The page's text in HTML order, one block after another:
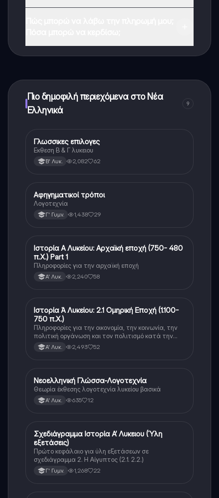
Πιο δημοφιλή περιεχόμενα στο Νέα
Ελληνικά
9
Νέα Ελληνικά
Γλωσσικες επιλογες
Εκθεση Β & Γ λυκειου
Β' Λυκ. 2,082 62
Νέα Ελληνικά
Αφηγηματικοί τρόποι
Λογοτεχνία
Γ' Γυμν. 1,438 29
Νέα Ελληνικά
Ιστορία Α Λυκείου: Αρχαϊκή εποχή (750- 480
π.Χ.) Part 1
Πληροφορίες για την αρχαϊκή εποχή
Α' Λυκ. 2,240 58
Νέα Ελληνικά
Ιστορία Ά Λυκείου: 2.1 Ομηρική Εποχή (1.100-
750 π.Χ.)
Πληροφορίες για την οικονομία, την κοινωνία, την
πολιτική οργάνωση και τον πολιτισμό κατά την
διάρκεια της ομηρικής εποχής.
Α' Λυκ. 2,493 52
Νέα Ελληνικά
Νεοελληνική Γλώσσα-Λογοτεχνία
Θεωρία έκθεσης λογοτεχνία λυκείου βασικά
Α' Λυκ. 635 12
Νέα Ελληνικά
Σχεδιάγραμμα Ιστορία Α’ Λυκειου (Ύλη
εξετάσεις)
Πρώτο κεφάλαιο για ύλη εξετάσεων σε
σχεδιάγραμμα 2. Η Αίγυπτος (2.1. 2.2.)
Γ' Γυμν. 1,268 22